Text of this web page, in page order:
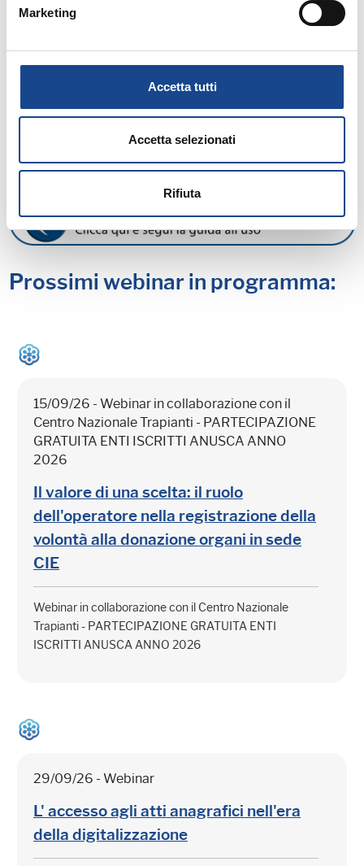
Marketing
Accetta tutti
Accetta selezionati
Rifiuta
MATERIALE DIDATTICO
Prossimi webinar in programma:
15/09/26 - Webinar in collaborazione con il
Centro Nazionale Trapianti - PARTECIPAZIONE
GRATUITA ENTI ISCRITTI ANUSCA ANNO
2026
Il valore di una scelta: il ruolo
dell'operatore nella registrazione della
volontà alla donazione organi in sede
CIE
Webinar in collaborazione con il Centro Nazionale
Trapianti - PARTECIPAZIONE GRATUITA ENTI
ISCRITTI ANUSCA ANNO 2026
29/09/26 - Webinar
L' accesso agli atti anagrafici nell'era
della digitalizzazione